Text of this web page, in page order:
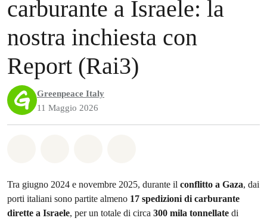
carburante a Israele: la
nostra inchiesta con
Report (Rai3)
Greenpeace Italy
11 Maggio 2026
Tra giugno 2024 e novembre 2025, durante il conflitto a Gaza, dai
porti italiani sono partite almeno 17 spedizioni di carburante
dirette a Israele, per un totale di circa 300 mila tonnellate di